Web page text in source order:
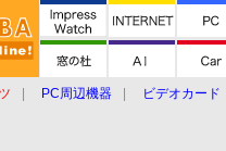
PC周辺機器
ビデオカード